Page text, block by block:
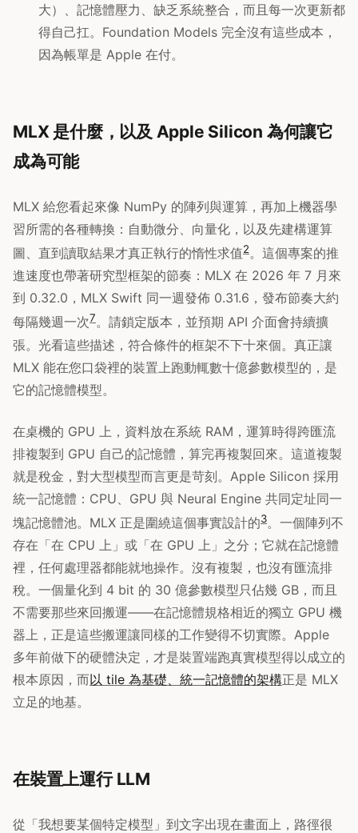
大）、記憶體壓力、缺乏系統整合，而且每一次更新都
得自己扛。Foundation Models 完全沒有這些成本，
因為帳單是 Apple 在付。
MLX 是什麼，以及 Apple Silicon 為何讓它
成為可能
MLX 給您看起來像 NumPy 的陣列與運算，再加上機器學
習所需的各種轉換：自動微分、向量化，以及先建構運算
圖、直到讀取結果才真正執行的惰性求值2。這個專案的推
進速度也帶著研究型框架的節奏：MLX 在 2026 年 7 月來
到 0.32.0，MLX Swift 同一週發佈 0.31.6，發布節奏大約
每隔幾週一次7。請鎖定版本，並預期 API 介面會持續擴
張。光看這些描述，符合條件的框架不下十來個。真正讓
MLX 能在您口袋裡的裝置上跑動輒數十億參數模型的，是
它的記憶體模型。
在桌機的 GPU 上，資料放在系統 RAM，運算時得跨匯流
排複製到 GPU 自己的記憶體，算完再複製回來。這道複製
就是稅金，對大型模型而言更是苛刻。Apple Silicon 採用
統一記憶體：CPU、GPU 與 Neural Engine 共同定址同一
塊記憶體池。MLX 正是圍繞這個事實設計的3。一個陣列不
存在「在 CPU 上」或「在 GPU 上」之分；它就在記憶體
裡，任何處理器都能就地操作。沒有複製，也沒有匯流排
稅。一個量化到 4 bit 的 30 億參數模型只佔幾 GB，而且
不需要那些來回搬運——在記憶體規格相近的獨立 GPU 機
器上，正是這些搬運讓同樣的工作變得不切實際。Apple
多年前做下的硬體決定，才是裝置端跑真實模型得以成立的
根本原因，而以 tile 為基礎、統一記憶體的架構正是 MLX
立足的地基。
在裝置上運行 LLM
從「我想要某個特定模型」到文字出現在畫面上，路徑很